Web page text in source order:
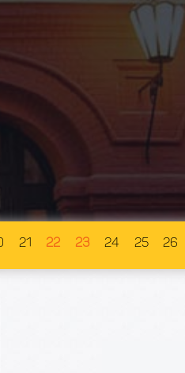
21 22 23 24 25 26